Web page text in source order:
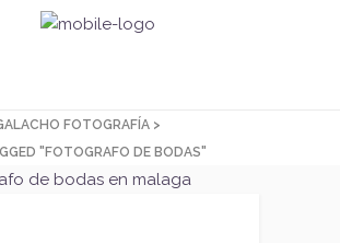
FOTOGRAFÍA >
"FOTOGRAFO DE BODAS"